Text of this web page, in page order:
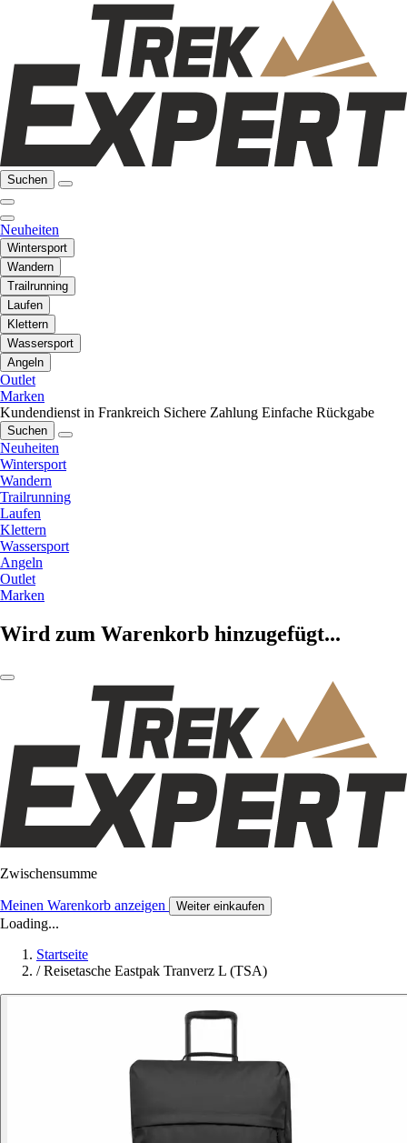
Suchen
Neuheiten
Wintersport
Wandern
Trailrunning
Laufen
Klettern
Wassersport
Angeln
Outlet
Marken
Kundendienst in Frankreich Sichere Zahlung Einfache Rückgabe
Suchen
Neuheiten
Wintersport
Wandern
Trailrunning
Laufen
Klettern
Wassersport
Angeln
Outlet
Marken
Wird zum Warenkorb hinzugefügt...
Zwischensumme
Meinen Warenkorb anzeigen Weiter einkaufen
Loading...
Startseite
/ Reisetasche Eastpak Tranverz L (TSA)